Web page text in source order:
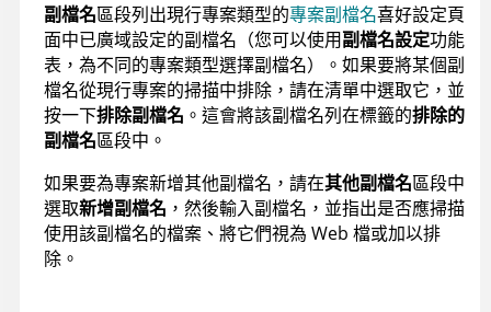
副檔名區段列出現行專案類型的專案副檔名喜好設定頁
面中已廣域設定的副檔名（您可以使用副檔名設定功能
表，為不同的專案類型選擇副檔名）。如果要將某個副
檔名從現行專案的掃描中排除，請在清單中選取它，並
按一下排除副檔名 。這會將該副檔名列在標籤的排除的
副檔名區段中。
如果要為專案新增其他副檔名，請在其他副檔名區段中
選取新增副檔名 ，然後輸入副檔名，並指出是否應掃描
使用該副檔名的檔案、將它們視為 Web 檔或加以排
除。